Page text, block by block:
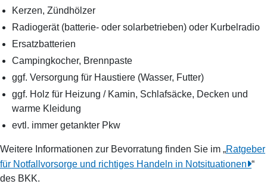
Kerzen, Zündhölzer
Radiogerät (batterie- oder solarbetrieben) oder Kurbelradio
Ersatzbatterien
Campingkocher, Brennpaste
ggf. Versorgung für Haustiere (Wasser, Futter)
ggf. Holz für Heizung / Kamin, Schlafsäcke, Decken und
warme Kleidung
evtl. immer getankter Pkw
Weitere Informationen zur Bevorratung finden Sie im „Ratgeber
für Notfallvorsorge und richtiges Handeln in Notsituationen “
des BKK.